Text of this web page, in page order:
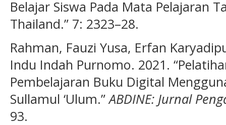
Belajar Siswa Pada Mata Pelajaran
Thailand.” 7: 2323–28.
Rahman, Fauzi Yusa, Erfan
Indu Indah Purnomo. 2021.
Pembelajaran Buku Digital
Sullamul ‘Ulum.”ABDINE: Jurnal
93.